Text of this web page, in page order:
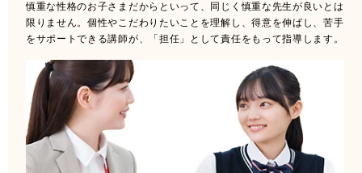
慎重な性格のお子さまだからといって、同じく慎重な先生が良いとは
限りません。個性やこだわりたいことを理解し、得意を伸ばし、苦手
をサポートできる講師が、「担任」として責任をもって指導します。